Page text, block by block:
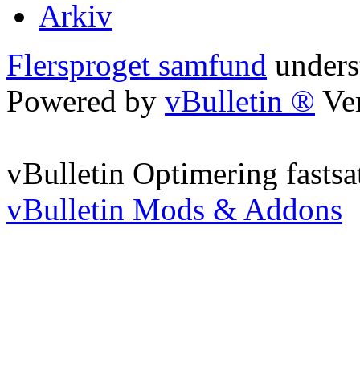
Arkiv
Flersproget samfund
Powered by vBulletin ®
vBulletin Optimering
vBulletin Mods & Addons